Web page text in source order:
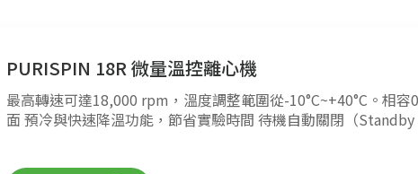
PURISPIN 18R 微量溫控離心機
最高轉速可達18,000 rpm，溫度調整範圍從-10°C~+40°C。相
面 預冷與快速降溫功能，節省實驗時間 待機自動關閉（